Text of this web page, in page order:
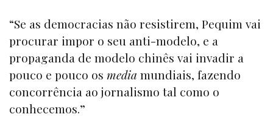
“Se as democracias não resistirem, Pequim vai
procurar impor o seu anti-modelo, e a
propaganda de modelo chinês vai invadir a
pouco e pouco os media mundiais, fazendo
concorrência ao jornalismo tal como o
conhecemos.”